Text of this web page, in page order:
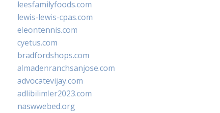
leesfamilyfoods.com
lewis-lewis-cpas.com
eleontennis.com
cyetus.com
bradfordshops.com
almadenranchsanjose.com
advocatevijay.com
adlibilimler2023.com
naswwebed.org